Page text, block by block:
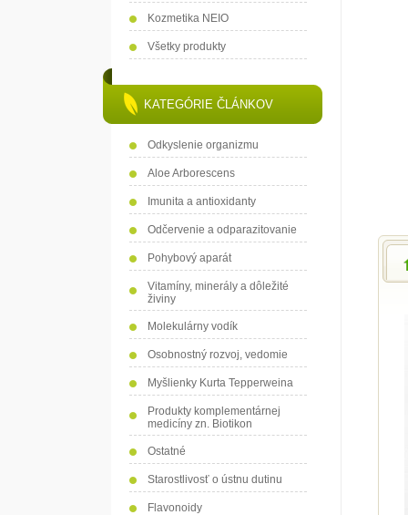
Kozmetika NEIO
Všetky produkty
KATEGÓRIE ČLÁNKOV
Odkyslenie organizmu
Aloe Arborescens
Imunita a antioxidanty
Odčervenie a odparazitovanie
Pohybový aparát
Vitamíny, minerály a dôležité
živiny
Molekulárny vodík
Osobnostný rozvoj, vedomie
Myšlienky Kurta Tepperweina
Produkty komplementárnej
medicíny zn. Biotikon
Ostatné
Starostlivosť o ústnu dutinu
Flavonoidy